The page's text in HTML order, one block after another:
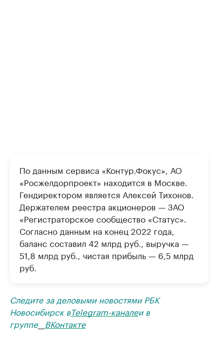
По данным сервиса «Контур.Фокус», АО
«Росжелдорпроект» находится в Москве.
Гендиректором является Алексей Тихонов.
Держателем реестра акционеров — ЗАО
«Регистраторское сообщество «Статус».
Согласно данным на конец 2022 года,
баланс составил 42 млрд руб., выручка —
51,8 млрд руб., чистая прибыль — 6,5 млрд
руб.
Следите за деловыми новостями РБК
Новосибирск вTelegram-каналеи в
группе__ ВКонтакте